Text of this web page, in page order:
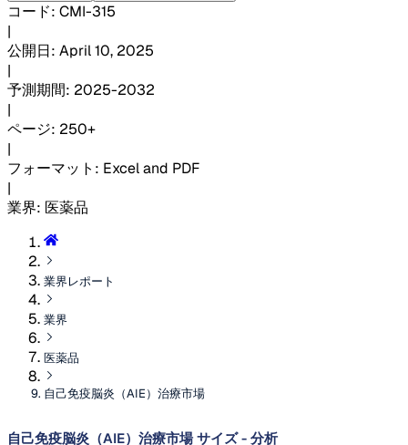
コード: CMI-315
|
公開日: April 10, 2025
|
予測期間: 2025-2032
|
ページ: 250+
|
フォーマット : Excel and PDF
|
業界: 医薬品
業界レポート
業界
医薬品
自己免疫脳炎（AIE）治療市場
自己免疫脳炎（AIE）治療市場 サイズ - 分析